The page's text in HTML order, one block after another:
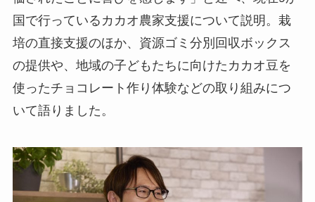
国で行っているカカオ農家支援について説明。栽
培の直接支援のほか、資源ゴミ分別回収ボックス
の提供や、地域の子どもたちに向けたカカオ豆を
使ったチョコレート作り体験などの取り組みにつ
いて語りました。